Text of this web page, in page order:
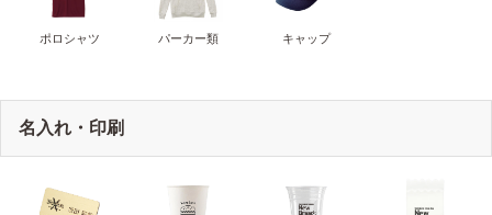
ポロシャツ パーカー類 キャップ
名入れ・印刷